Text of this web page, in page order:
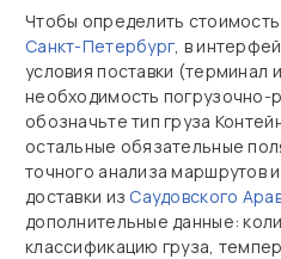
Чтобы определить
Санкт-Петербург, в
условия поставки (терминал
необходимость
обозначьте тип груза
остальные обязательные
точного анализа маршрутов
доставки из Саудовского
дополнительные данные:
классификацию груза,